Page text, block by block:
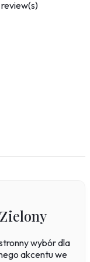
review(s)
wybór dla
akcentu we